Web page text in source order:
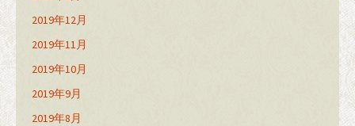
2019年12月
2019年11月
2019年10月
2019年9月
2019年8月